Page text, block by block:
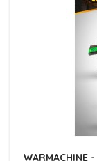
WARMACHINE